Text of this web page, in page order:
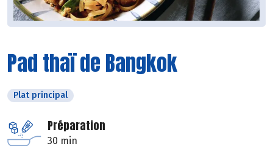
Pad thaï de Bangkok
Plat principal
Préparation
30 min